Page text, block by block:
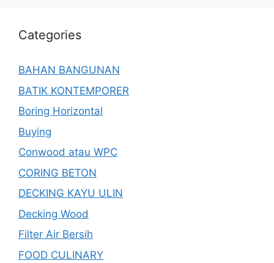
Categories
BAHAN BANGUNAN
BATIK KONTEMPORER
Boring Horizontal
Buying
Conwood atau WPC
CORING BETON
DECKING KAYU ULIN
Decking Wood
Filter Air Bersih
FOOD CULINARY